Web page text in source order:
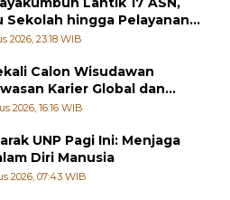
Sekolah hingga Pelayanan
2026, 23:18 WIB
Calon Wisudawan
Karier Global dan
Kreatif
2026, 16:16 WIB
UNP Pagi Ini: Menjaga
Diri Manusia
2026, 07:43 WIB